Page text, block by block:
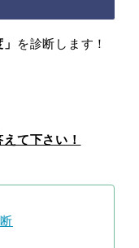
を診断します！
て下さい！